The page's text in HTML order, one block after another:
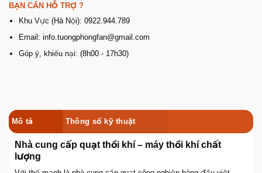
BẠN CẦN HỖ TRỢ ?
Khu Vực (Hà Nội): 0922.944.789
Email: info.tuongphongfan@gmail.com
Góp ý, khiếu nại: (8h00 - 17h30)
Mô tả Thông số kỹ thuật
Nhà cung cấp quạt thổi khí – máy thổi khí chất
lượng